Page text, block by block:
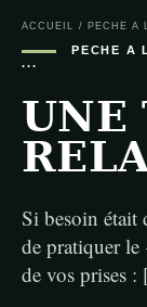
ACCUEIL / PECHE A
PECHE A
...
UNE
Si besoin était
de pratiquer
de vos prises